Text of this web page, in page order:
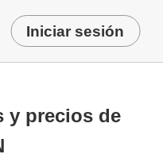
Iniciar sesión
y precios de